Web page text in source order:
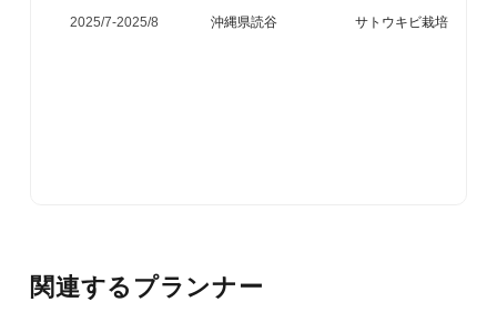
2025/7-2025/8 沖縄県読谷 サトウキビ栽培
関連するプランナー